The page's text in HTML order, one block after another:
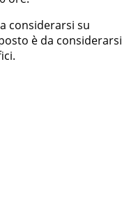
considerarsi su
è da considerarsi